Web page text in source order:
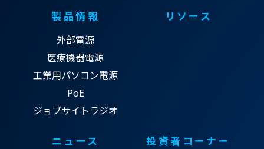
製品情報
外部電源
医療機器電源
工業用パソコン電源
PoE
ジョブサイトラジオ
リソース
ニュース 投資者コーナー